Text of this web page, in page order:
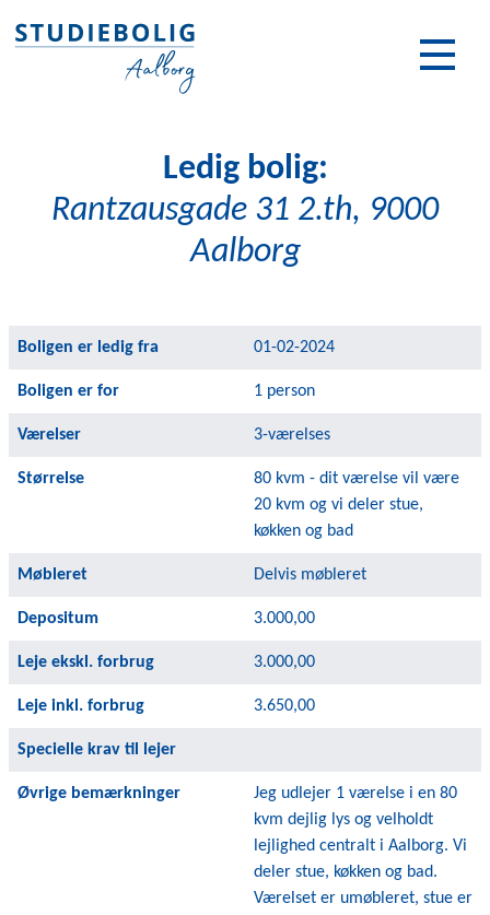
Ledig bolig:
Rantzausgade 31 2.th, 9000
Aalborg
Boligen er ledig fra 01-02-2024
Boligen er for 1 person
Værelser 3-værelses
Størrelse
80 kvm - dit værelse vil være
20 kvm og vi deler stue,
køkken og bad
Møbleret Delvis møbleret
Depositum 3.000,00
Leje ekskl. forbrug 3.000,00
Leje inkl. forbrug 3.650,00
Specielle krav til lejer
Øvrige bemærkninger
Jeg udlejer 1 værelse i en 80
kvm dejlig lys og velholdt
lejlighed centralt i Aalborg. Vi
deler stue, køkken og bad.
Værelset er umøbleret, stue er